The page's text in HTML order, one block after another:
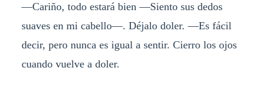
—Cariño, todo estará bien —Siento sus dedos
suaves en mi cabello—. Déjalo doler. —Es fácil
decir, pero nunca es igual a sentir. Cierro los ojos
cuando vuelve a doler.